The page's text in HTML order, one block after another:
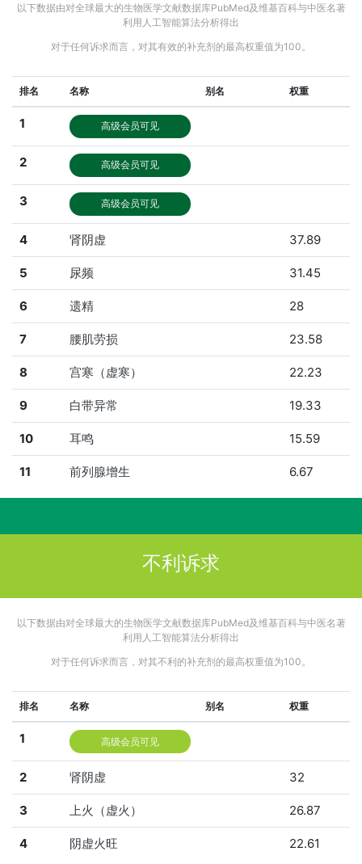
以下数据由对全球最大的生物医学文献数据库PubMed及维基百科与中医名著
利用人工智能算法分析得出
对于任何诉求而言，对其有效的补充剂的最高权重值为100。
排名 名称 别名 权重
1 高级会员可见
2 高级会员可见
3 高级会员可见
4 肾阴虚 37.89
5 尿频 31.45
6 遗精 28
7 腰肌劳损 23.58
8 宫寒（虚寒） 22.23
9 白带异常 19.33
10 耳鸣 15.59
11 前列腺增生 6.67
不利诉求
以下数据由对全球最大的生物医学文献数据库PubMed及维基百科与中医名著
利用人工智能算法分析得出
对于任何诉求而言，对其不利的补充剂的最高权重值为100。
排名 名称 别名 权重
1 高级会员可见
2 肾阴虚 32
3 上火（虚火） 26.87
4 阴虚火旺 22.61